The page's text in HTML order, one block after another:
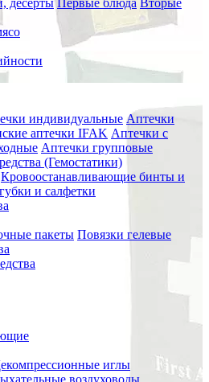
десерты Первые блюда Вторые
индивидуальные Аптечки
аптечки IFAK Аптечки с
Аптечки групповые
(Гемостатики)
Кровоостанавливающие бинты и
и салфетки
пакеты Повязки гелевые
иглы